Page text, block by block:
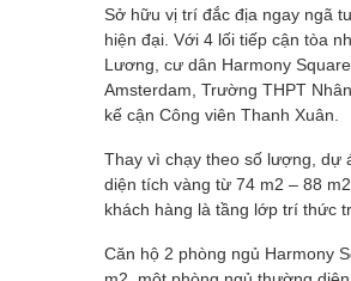
Sở hữu vị trí đắc địa ngay ngã
hiện đại. Với 4 lối tiếp cận tòa
Lương, cư dân Harmony
Amsterdam, Trường THPT
kế cận Công viên Thanh Xuân.
Thay vì chạy theo số lượng, dự
diện tích vàng từ 74 m2 – 88
khách hàng là tầng lớp trí thức
Căn hộ 2 phòng ngủ Harmony